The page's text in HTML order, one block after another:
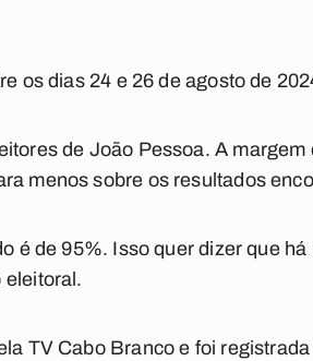
os dias 24 e 26 de agosto de
de João Pessoa. A
menos sobre os resultados
é de 95%. Isso quer dizer que
eleitoral.
TV Cabo Branco e foi